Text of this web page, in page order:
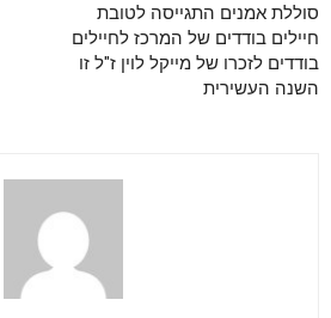
סוללת אמנים התגייסה לטובת
חיילים בודדים של המרכז לחיילים
בודדים לזכרו של מייקל לוין ז"ל זו
השנה העשירית